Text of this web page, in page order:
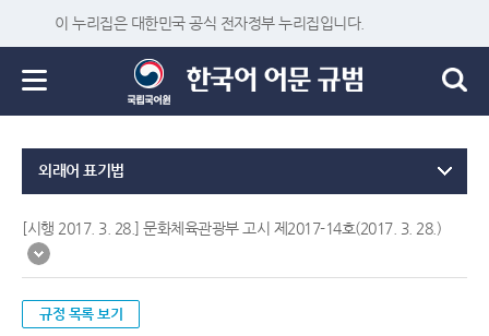
이 누리집은 대한민국 공식 전자정부 누리집입니다.
외래어 표기법
[시행 2017. 3. 28.] 문화체육관광부 고시 제2017-14호(2017. 3. 28.)
규정 목록 보기